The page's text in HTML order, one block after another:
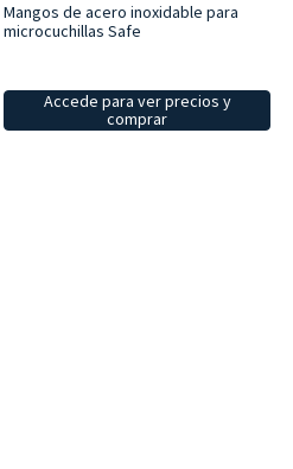
Mangos de acero inoxidable para
microcuchillas Safe
Accede para ver precios y
comprar